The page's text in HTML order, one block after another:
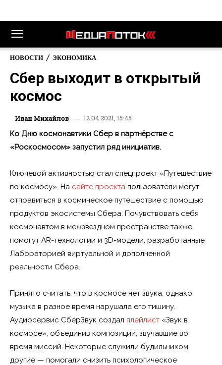
НОВОСТИ ЭКОНОМИКА
Сбер выходит в открытый
космос
Иван Михайлов
12.04.2021, 15:45
Ко Дню космонавтики Сбер в партнёрстве с
«Роскосмосом» запустил ряд инициатив.
Ключевой активностью стал спецпроект «Путешествие
по космосу». На сайте проекта пользователи могут
отправиться в космическое путешествие с помощью
продуктов экосистемы Сбера. Почувствовать себя
космонавтом в межзвёздном пространстве также
помогут AR-технологии и 3D-модели, разработанные
Лабораторией виртуальной и дополненной
реальности Сбера.
Принято считать, что в космосе нет звука, однако
музыка в разное время нарушала его тишину.
Аудиосервис СберЗвук создал плейлист «Звук в
космосе», объединив композиции, звучавшие во
время миссий. Некоторые служили будильником,
другие — помогали снизить психологическое